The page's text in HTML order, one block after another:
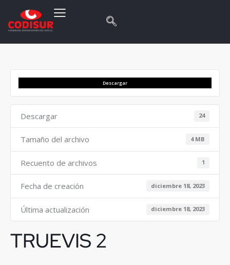
Descargar
Descargar 24
Tamaño del archivo 4 MB
Recuento de archivos 1
Fecha de creación diciembre 18, 2023
Última actualización diciembre 18, 2023
TRUEVIS 2